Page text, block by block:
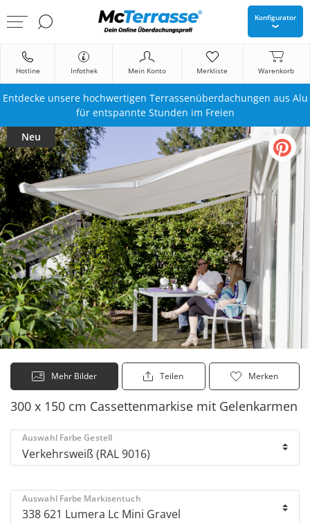
Konfigurator
Hotline Infothek Mein Konto Merkliste Warenkorb
Entdecke unsere hochwertigen Terrassenüberdachungen aus Alu
für entspannte Stunden im Freien
Neu
Mehr Bilder Teilen Merken
300 x 150 cm Cassettenmarkise mit Gelenkarmen
Auswahl Farbe Gestell
Auswahl Farbe Markisentuch